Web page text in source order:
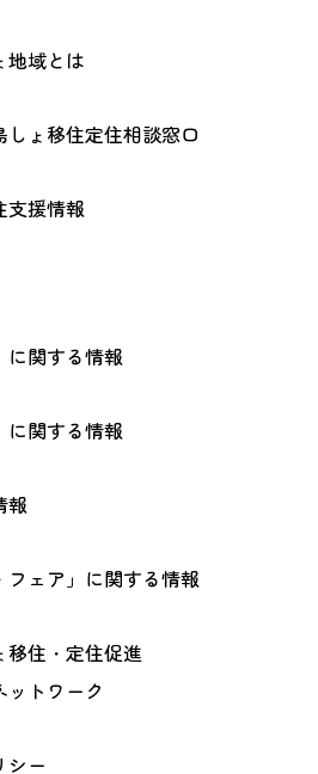
地域とは
しょ移住定住相談窓口
支援情報
に関する情報
に関する情報
報
フェア」に関する情報
移住・定住促進
ットワーク
シー